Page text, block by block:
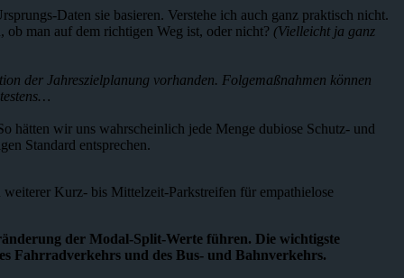
Daten sie basieren. Verstehe ich auch ganz praktisch nicht.
man auf dem richtigen Weg ist, oder nicht? (Vielleicht ja ganz
der Jahreszielplanung vorhanden. Folgemaßnahmen können
hätten wir uns wahrscheinlich jede Menge dubiose Schutz- und
Standard entsprechen.
Kurz- bis Mittelzeit-Parkstreifen für empathielose
der Modal-Split-Werte führen. Die wichtigste
Fahrradverkehrs und des Bus- und Bahnverkehrs.